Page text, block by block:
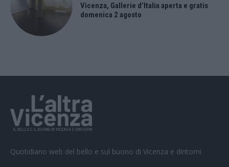
Vicenza, Gallerie d’Italia aperta e gratis
domenica 2 agosto
Quotidiano web del bello e sul buono di Vicenza e dintorni